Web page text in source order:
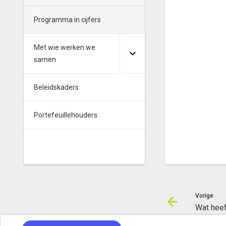
Programma in cijfers
Met wie werken we
samen
Beleidskaders
Portefeuillehouders
Vorige
Wat